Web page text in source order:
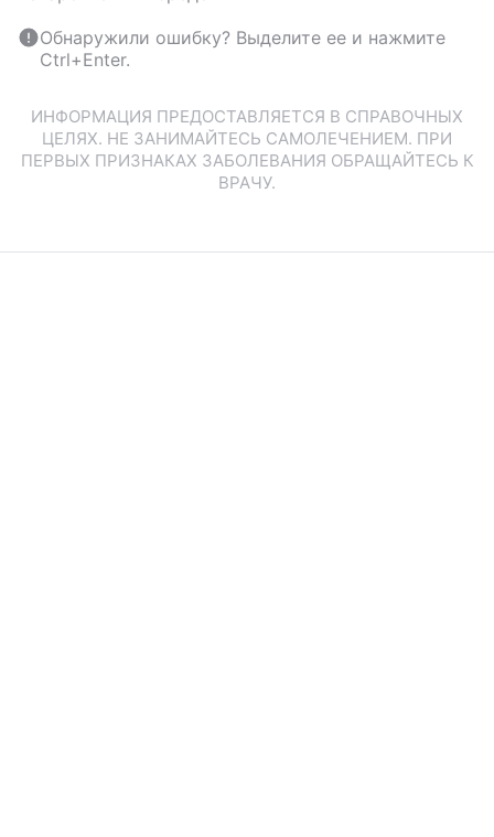
Обнаружили ошибку? Выделите ее и нажмите
Ctrl+Enter.
ИНФОРМАЦИЯ ПРЕДОСТАВЛЯЕТСЯ В СПРАВОЧНЫХ
ЦЕЛЯХ. НЕ ЗАНИМАЙТЕСЬ САМОЛЕЧЕНИЕМ. ПРИ
ПЕРВЫХ ПРИЗНАКАХ ЗАБОЛЕВАНИЯ ОБРАЩАЙТЕСЬ К
ВРАЧУ.